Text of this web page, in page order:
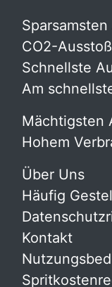
CO2-Ausstoß
Schnellste
Am
Mächtigsten
Hohem
Über Uns
Häufig
Kontakt